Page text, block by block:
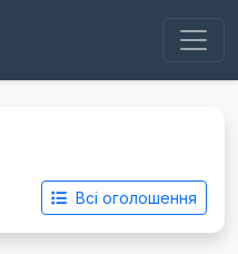
Всі оголошення